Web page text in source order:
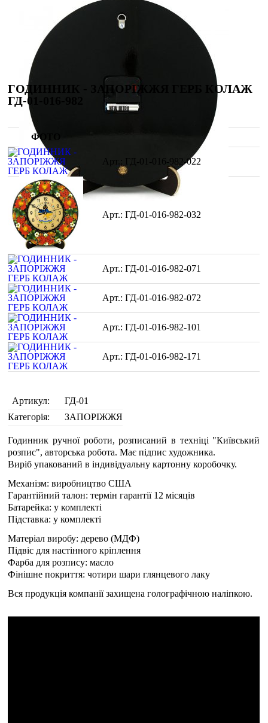
ГОДИННИК - ЗАПОРІЖЖЯ ГЕРБ КОЛАЖ
ГД-01-016-982
ФОТО
ГД-01-016-982-022
ГД-01-016-982-032
ГД-01-016-982-071
ГД-01-016-982-072
ГД-01-016-982-101
ГД-01-016-982-171
Артикул:
ГД-01
Категорія:
ЗАПОРІЖЖЯ
Годинник ручної роботи, розписаний в техніці "Київський
розпис", авторська робота. Має підпис художника.
Виріб упакований в індивідуальну картонну коробочку.
Механізм: виробництво США
Гарантійний талон: термін гарантії 12 місяців
Батарейка: у комплекті
Підставка: у комплекті
Матеріал виробу: дерево (МДФ)
Підвіс для настінного кріплення
Фарба для розпису: масло
Фінішне покриття: чотири шари глянцевого лаку
Вся продукція компанії захищена голографічною наліпкою.